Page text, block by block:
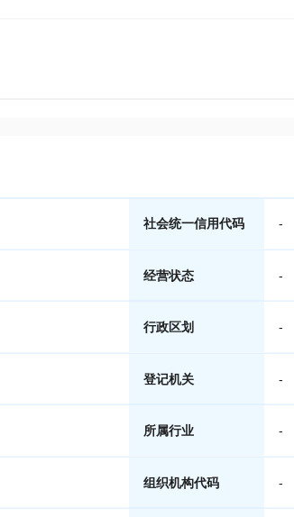
社会统一信用代码 -
经营状态 -
行政区划 -
登记机关 -
所属行业 -
组织机构代码 -